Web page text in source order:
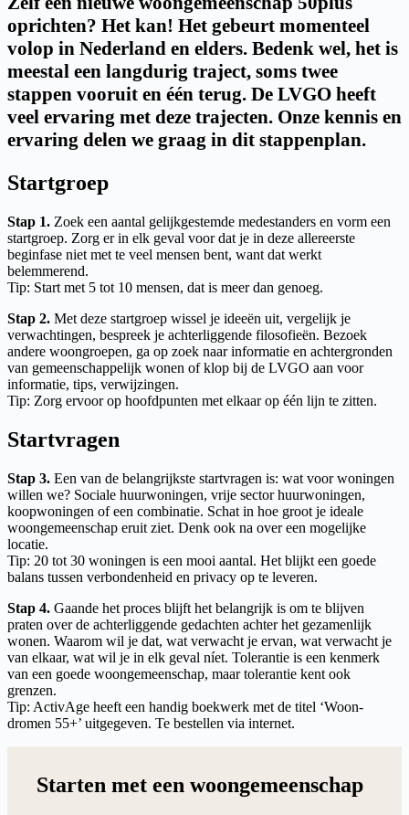
oprichten? Het kan! Het gebeurt momenteel
volop in Nederland en elders. Bedenk wel, het is
meestal een langdurig traject, soms twee
stappen vooruit en één terug. De LVGO heeft
veel ervaring met deze trajecten. Onze kennis en
ervaring delen we graag in dit stappenplan.
Startgroep
Stap 1. Zoek een aantal gelijkgestemde medestanders en vorm een
startgroep. Zorg er in elk geval voor dat je in deze allereerste
beginfase niet met te veel mensen bent, want dat werkt
belemmerend.
Tip: Start met 5 tot 10 mensen, dat is meer dan genoeg.
Stap 2. Met deze startgroep wissel je ideeën uit, vergelijk je
verwachtingen, bespreek je achterliggende filosofieën. Bezoek
andere woongroepen, ga op zoek naar informatie en achtergronden
van gemeenschappelijk wonen of klop bij de LVGO aan voor
informatie, tips, verwijzingen.
Tip: Zorg ervoor op hoofdpunten met elkaar op één lijn te zitten.
Startvragen
Stap 3. Een van de belangrijkste startvragen is: wat voor woningen
willen we? Sociale huurwoningen, vrije sector huurwoningen,
koopwoningen of een combinatie. Schat in hoe groot je ideale
woongemeenschap eruit ziet. Denk ook na over een mogelijke
locatie.
Tip: 20 tot 30 woningen is een mooi aantal. Het blijkt een goede
balans tussen verbondenheid en privacy op te leveren.
Stap 4. Gaande het proces blijft het belangrijk is om te blijven
praten over de achterliggende gedachten achter het gezamenlijk
wonen. Waarom wil je dat, wat verwacht je ervan, wat verwacht je
van elkaar, wat wil je in elk geval níet. Tolerantie is een kenmerk
van een goede woongemeenschap, maar tolerantie kent ook
grenzen.
Tip: ActivAge heeft een handig boekwerk met de titel ‘Woon-
dromen 55+’ uitgegeven. Te bestellen via internet.
Starten met een woongemeenschap